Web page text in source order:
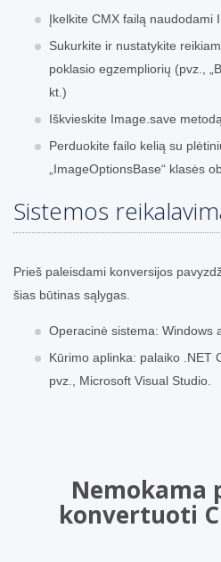
Įkelkite CMX failą naudodami
Sukurkite ir nustatykite
poklasio egzempliorių (pvz.,
kt.)
Iškvieskite Image.save metodą
Perduokite failo kelią su
„ImageOptionsBase“ klasės
Sistemos
Prieš paleisdami konversijos
šias būtinas sąlygas.
Operacinė sistema: Windows
Kūrimo aplinka: palaiko .NET
pvz., Microsoft Visual Studio.
Nemokama
konvertuoti